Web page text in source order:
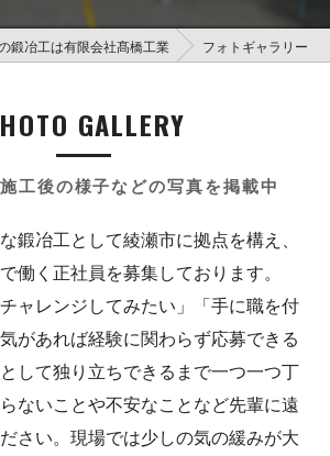
鍛冶工は有限会社髙橋工業 フォトギャラリー
GALLERY
工後の様子などの写真を掲載中
鍛冶工として綾瀬市に拠点を構え、
働く正社員を募集しております。
ャレンジしてみたい」「手に職を付
があれば経験に関わらず応募できる
して独り立ちできるまで一つ一つ丁
ないことや不安なことなど先輩に遠
さい。現場では少しの気の緩みが大